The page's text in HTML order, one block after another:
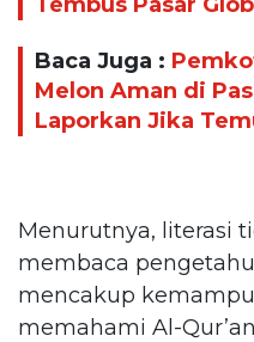
Baca Juga :
Melon Aman di
Laporkan Jika
Menurutnya, literasi
membaca
mencakup
memahami Al-